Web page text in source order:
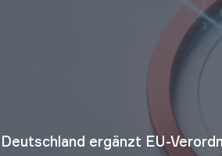
Deutschland ergänzt EU-